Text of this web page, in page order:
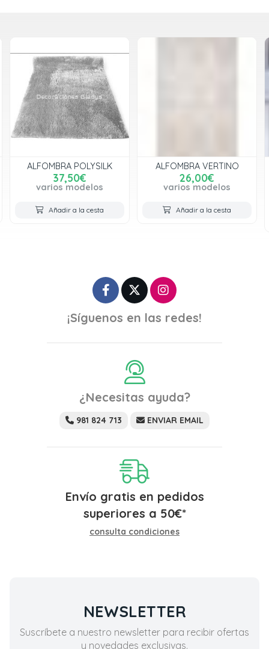
ALFOMBRA POLYSILK
37,50€
varios modelos
Añadir a la cesta
ALFOMBRA VERTINO
26,00€
varios modelos
Añadir a la cesta
¡Síguenos en las redes!
¿Necesitas ayuda?
981 824 713 ENVIAR EMAIL
Envío gratis en pedidos
superiores a 50€*
consulta condiciones
NEWSLETTER
Suscríbete a nuestro newsletter para recibir ofertas
y novedades exclusivas.